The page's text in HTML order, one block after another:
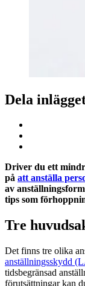
Dela
Driver du ett
på att anställa
av
tips som
Tre
Det finns tre olika
anställningsskydd
tidsbegränsad
förutsättningar kan